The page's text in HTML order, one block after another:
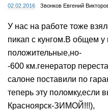
02.02.2016 Звонков Евгений
У нас на работе тоже
пикап с кунгом.В общем у
положительные,но-
-600 км.генератор
салоне поставили по
теперь эту поломку,если
Красноярск-ЗИМОЙ!!!),